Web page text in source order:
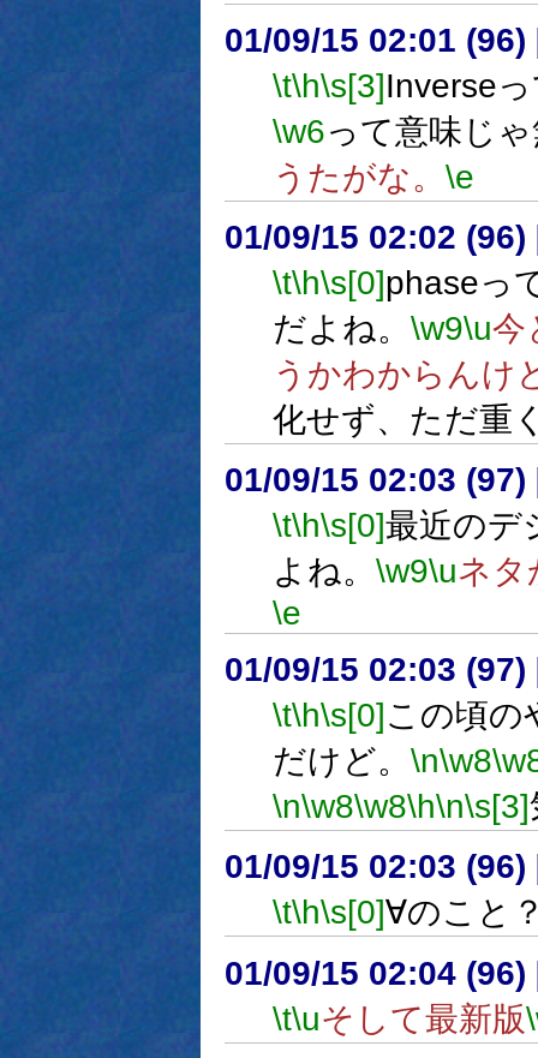
01/09/15 02:01 (96)
\t\h\s[3]Inverse
\w6って意味じ
うたがな。 \e
01/09/15 02:02 (96)
\t\h\s[0]phaseっ
だよね。 \w9\u今
うかわからんけ
化せず、ただ
01/09/15 02:03 (97)
\t\h\s[0]最近のデ
よね。 \w9\uネタ
\e
01/09/15 02:03 (97)
\t\h\s[0]この頃の
だけど。 \n\w8
\n\w8\w8\h\n\s[3]
01/09/15 02:03 (96)
\t\h\s[0]∀のこと
01/09/15 02:04 (96)
\t\uそして最新版